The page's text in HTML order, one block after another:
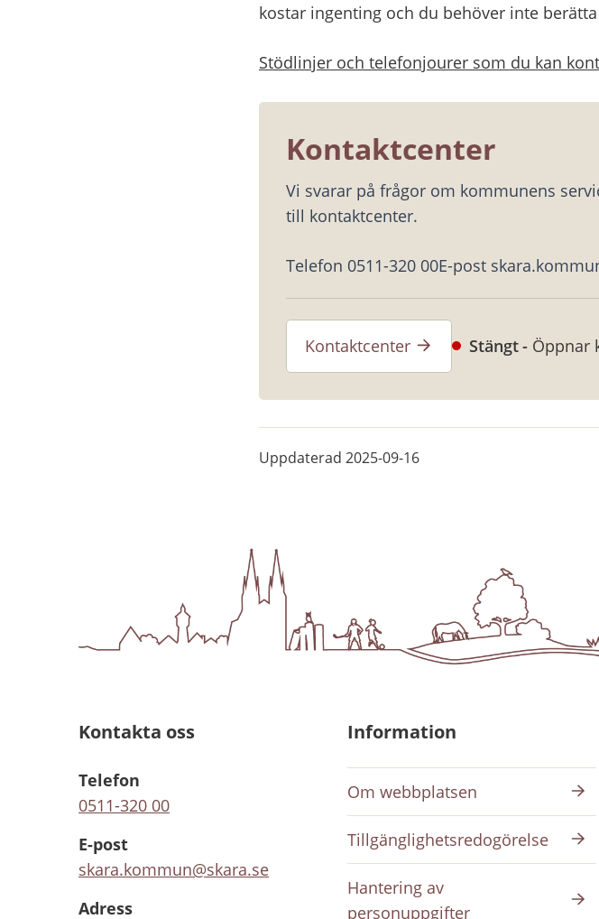
kostar ingenting och du behöver inte
Stödlinjer och telefonjourer som du kan
Kontaktcenter
Vi svarar på frågor om kommunens
till kontaktcenter.
Telefon 0511-320 00E-post
Kontaktcenter Stängt Öppnar
Uppdaterad 2025-09-16
Kontakta oss
Telefon
0511-320 00
E-post
skara.kommun@skara.se
Adress
Information
Om webbplatsen
Tillgänglighetsredogörelse
Hantering av
personuppgifter